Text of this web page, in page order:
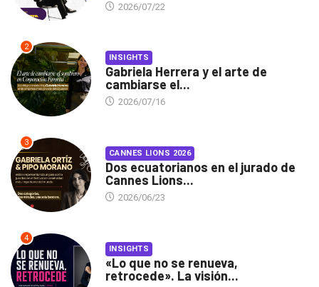
2026/07/22
2
INSIGHTS
Gabriela Herrera y el arte de
cambiarse el...
2026/07/16
3
CANNES LIONS 2026
Dos ecuatorianos en el jurado de
Cannes Lions...
2026/06/23
4
INSIGHTS
«Lo que no se renueva,
retrocede». La visión...